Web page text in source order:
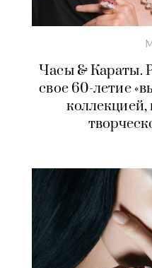
Часы & Караты.
свое 60-летие
коллекцией,